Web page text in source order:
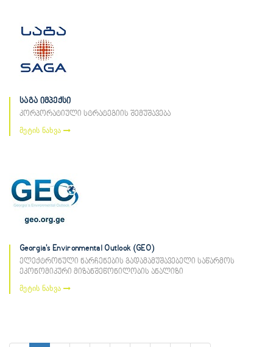
საგა იმპექსი
კორპორატიული სტრატეგიის შემუშავება
მეტის ნახვა
Georgia's Environmental Outlook (GEO)
ელექტრონული ნარჩენების გადამამუშავებელი საწარმოს
ეკონომიკური მიზანშეწონილობის ანალიზი
მეტის ნახვა